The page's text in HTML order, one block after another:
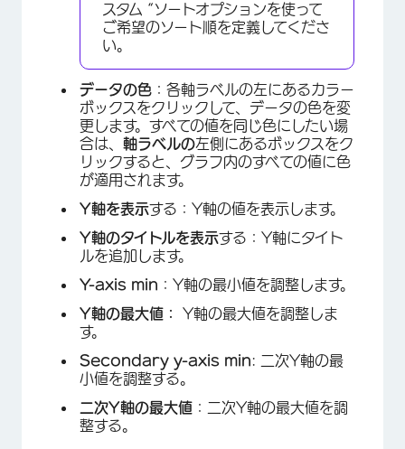
スタム “ソートオプションを使って
ご希望のソート順を定義してくださ
い。
データの色 ：各軸ラベルの左にあるカラー
ボックスをクリックして、データの色を変
更します。すべての値を同じ色にしたい場
合は、 軸ラベルの左側にあるボックスをク
リックすると、グラフ内のすべての値に色
が適用されます。
Y軸を表示する：Y軸の値を表示します。
Y軸のタイトルを表示する：Y軸にタイト
ルを追加します。
Y-axis min ：Y軸の最小値を調整します。
Y軸の最大値： Y軸の最大値を調整しま
す。
Secondary y-axis min: 二次Y軸の最
小値を調整する。
二次Y軸の最大値 ：二次Y軸の最大値を調
整する。